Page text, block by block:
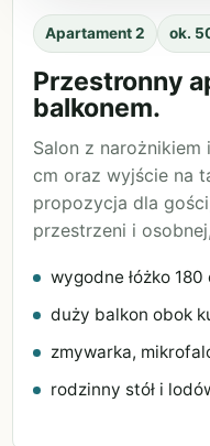
Apartament 2 ok.
Przestronny
balkonem.
Salon z narożnikiem
cm oraz wyjście na
propozycja dla
przestrzeni i
wygodne łóżko 180
duży balkon obok
zmywarka,
rodzinny stół i